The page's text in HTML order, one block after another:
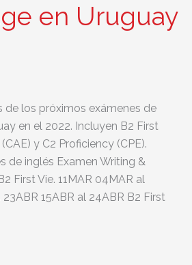
en Uruguay
de los próximos exámenes de
en el 2022. Incluyen B2 First
y C2 Proficiency (CPE).
de inglés Examen Writing &
First Vie. 11MAR 04MAR al
15ABR al 24ABR B2 First